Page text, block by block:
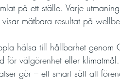
på ett ställe. Varje
mätbara resultat på
hälsa till hållbarhet genom
för välgörenhet eller
gör – ett smart sätt att